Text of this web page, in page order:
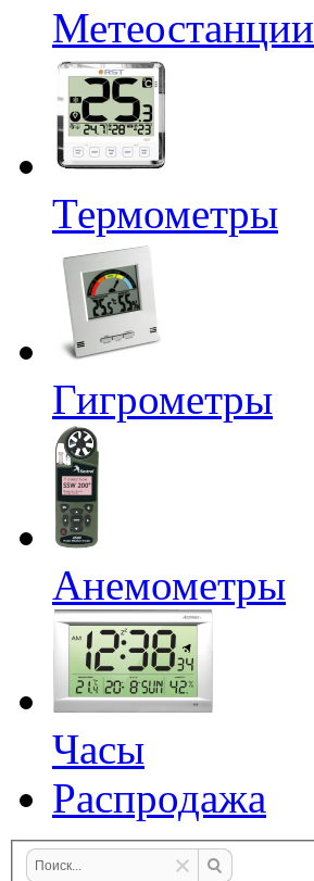
Метеостанции
Термометры
Гигрометры
Анемометры
Часы
Распродажа